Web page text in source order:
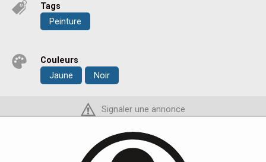
Tags
Peinture
Couleurs
Jaune
Noir
Signaler une annonce